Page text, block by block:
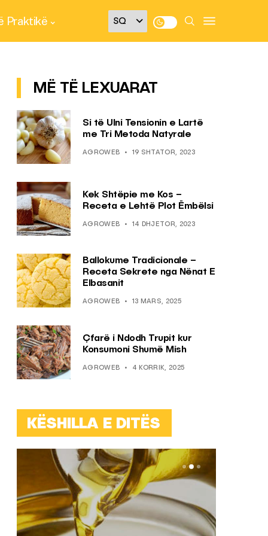
Praktikë
MË TË LEXUARAT
Si të Ulni Tensionin e Lartë
me Tri Metoda Natyrale
AGROWEB 19 SHTATOR, 2023
Kek Shtëpie me Kos –
Receta e Lehtë Plot Ëmbëlsi
AGROWEB 14 DHJETOR, 2023
Ballokume Tradicionale –
Receta Sekrete nga Nënat E
Elbasanit
AGROWEB 13 MARS, 2025
Çfarë i Ndodh Trupit kur
Konsumoni Shumë Mish
AGROWEB 4 KORRIK, 2025
KËSHILLA E DITËS